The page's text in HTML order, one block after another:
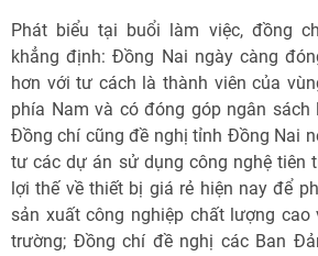
Phát biểu tại buổi làm việc, đồng
khẳng định: Đồng Nai ngày càng
hơn với tư cách là thành viên của
phía Nam và có đóng góp ngân sách
Đồng chí cũng đề nghị tỉnh Đồng Nai
tư các dự án sử dụng công nghệ tiên
lợi thế về thiết bị giá rẻ hiện nay để
sản xuất công nghiệp chất lượng
trường; Đồng chí đề nghị các Ban